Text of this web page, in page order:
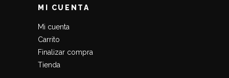
MI CUENTA
Mi cuenta
Carrito
Finalizar compra
Tienda